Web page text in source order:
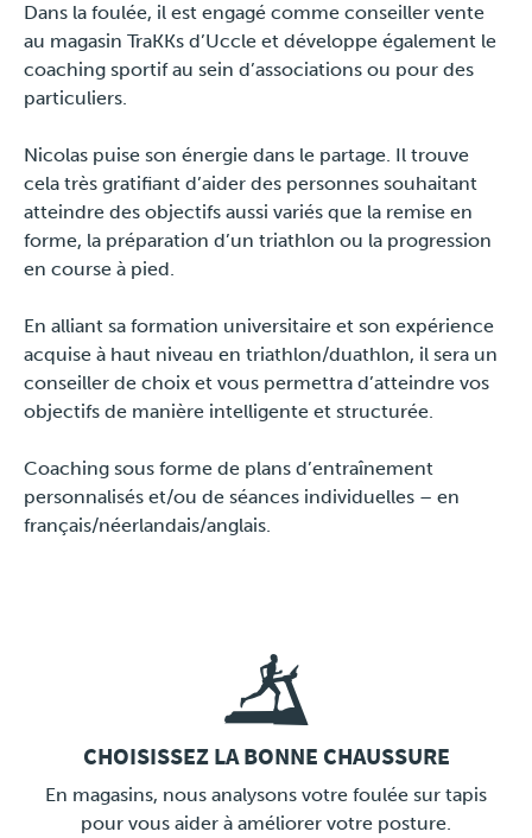
Dans la foulée, il est engagé comme conseiller vente
au magasin TraKKs d’Uccle et développe également le
coaching sportif au sein d’associations ou pour des
particuliers.
Nicolas puise son énergie dans le partage. Il trouve
cela très gratifiant d’aider des personnes souhaitant
atteindre des objectifs aussi variés que la remise en
forme, la préparation d’un triathlon ou la progression
en course à pied.
En alliant sa formation universitaire et son expérience
acquise à haut niveau en triathlon/duathlon, il sera un
conseiller de choix et vous permettra d’atteindre vos
objectifs de manière intelligente et structurée.
Coaching sous forme de plans d’entraînement
personnalisés et/ou de séances individuelles – en
français/néerlandais/anglais.
CHOISISSEZ LA BONNE CHAUSSURE
En magasins, nous analysons votre foulée sur tapis
pour vous aider à améliorer votre posture.